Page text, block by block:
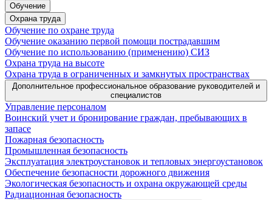
Обучение
Охрана труда
Обучение по охране труда
Обучение оказанию первой помощи пострадавшим
Обучение по использованию (применению) СИЗ
Охрана труда на высоте
Охрана труда в ограниченных и замкнутых пространствах
Дополнительное профессиональное образование руководителей и
специалистов
Управление персоналом
Воинский учет и бронирование граждан, пребывающих в
запасе
Пожарная безопасность
Промышленная безопасность
Эксплуатация электроустановок и тепловых энергоустановок
Обеспечение безопасности дорожного движения
Экологическая безопасность и охрана окружающей среды
Радиационная безопасность